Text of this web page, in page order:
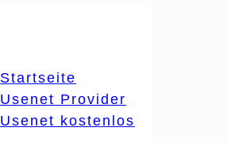
Startseite
Usenet Provider
Usenet kostenlos